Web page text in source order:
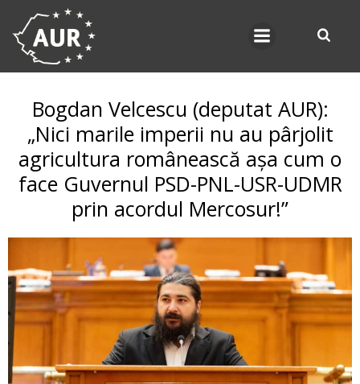
Bogdan Velcescu (deputat AUR):
„Nici marile imperii nu au pârjolit
agricultura românească așa cum o
face Guvernul PSD-PNL-USR-UDMR
prin acordul Mercosur!”